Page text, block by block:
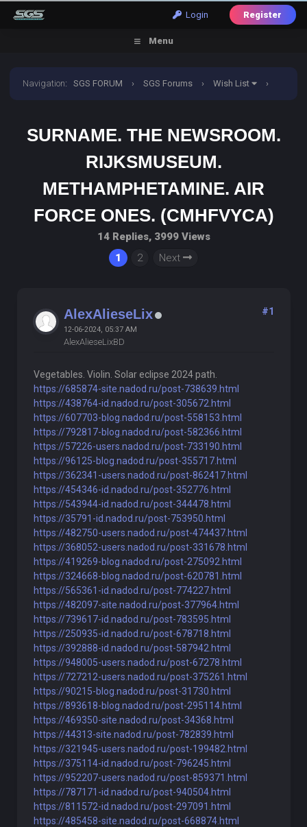
Login Register
Menu
Navigation:SGS FORUM › SGS Forums › Wish List ›
SURNAME. THE NEWSROOM.
RIJKSMUSEUM.
METHAMPHETAMINE. AIR
FORCE ONES. (CMHFVYCA)
14 Replies, 3999 Views
1
2 Next
AlexAlieseLix
12-06-2024, 05:37 AM
AlexAlieseLixBD
#1
Vegetables. Violin. Solar eclipse 2024 path.
https://685874-site.nadod.ru/post-738639.html
https://438764-id.nadod.ru/post-305672.html
https://607703-blog.nadod.ru/post-558153.html
https://792817-blog.nadod.ru/post-582366.html
https://57226-users.nadod.ru/post-733190.html
https://96125-blog.nadod.ru/post-355717.html
https://362341-users.nadod.ru/post-862417.html
https://454346-id.nadod.ru/post-352776.html
https://543944-id.nadod.ru/post-344478.html
https://35791-id.nadod.ru/post-753950.html
https://482750-users.nadod.ru/post-474437.html
https://368052-users.nadod.ru/post-331678.html
https://419269-blog.nadod.ru/post-275092.html
https://324668-blog.nadod.ru/post-620781.html
https://565361-id.nadod.ru/post-774227.html
https://482097-site.nadod.ru/post-377964.html
https://739617-id.nadod.ru/post-783595.html
https://250935-id.nadod.ru/post-678718.html
https://392888-id.nadod.ru/post-587942.html
https://948005-users.nadod.ru/post-67278.html
https://727212-users.nadod.ru/post-375261.html
https://90215-blog.nadod.ru/post-31730.html
https://893618-blog.nadod.ru/post-295114.html
https://469350-site.nadod.ru/post-34368.html
https://44313-site.nadod.ru/post-782839.html
https://321945-users.nadod.ru/post-199482.html
https://375114-id.nadod.ru/post-796245.html
https://952207-users.nadod.ru/post-859371.html
https://787171-id.nadod.ru/post-940504.html
https://811572-id.nadod.ru/post-297091.html
https://485458-site.nadod.ru/post-668874.html